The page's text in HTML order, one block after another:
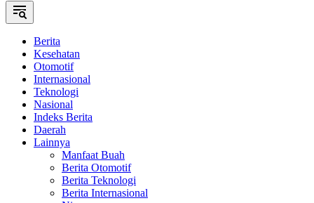
Berita
Kesehatan
Otomotif
Internasional
Teknologi
Nasional
Indeks Berita
Daerah
Lainnya
Manfaat Buah
Berita Otomotif
Berita Teknologi
Berita Internasional